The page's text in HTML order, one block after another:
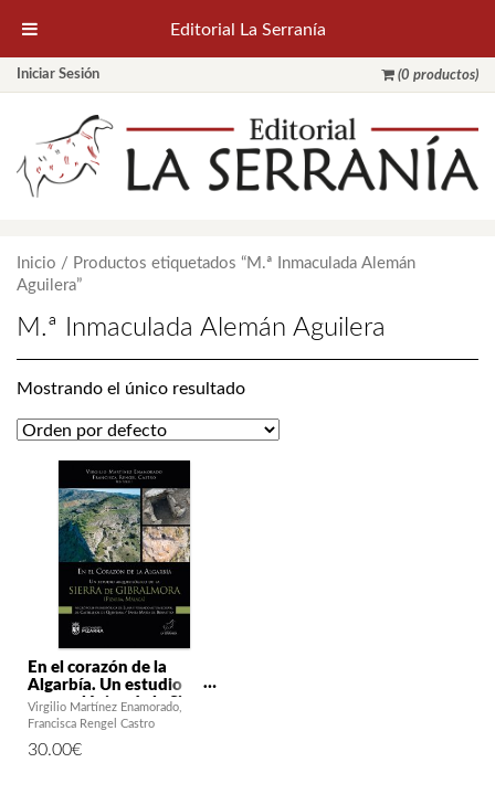
Iniciar Sesión (0 productos)
Inicio / Productos etiquetados “M.ª Inmaculada Alemán
Aguilera”
M.ª Inmaculada Alemán Aguilera
Mostrando el único resultado
En el corazón de la
Algarbía. Un estudio
arqueológico de la Sierra
de Gibralmora (Pizarra,
Virgilio Martínez Enamorado
Francisca Rengel Castro
30.00€
Editorial La Serranía